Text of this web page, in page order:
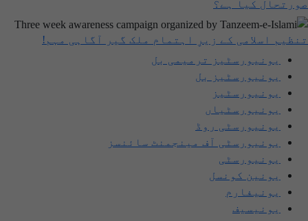
صورتحال کیا ہے؟
تنظیم اسلامی کے زیرِ اہتمام ملک گیر آگاہی مہم!
یونیورسٹیز ترمیمی بل
یونیورسٹیز بل
یونیورسٹیز
یونیورسٹیاں
یونیورسٹی روڈ
یونیورسٹی آف مینجمنٹ سائنسز
یونیورسٹی
یونین کونسل
یونیفارم
یونیسیف